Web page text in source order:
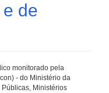
de
monitorado pela
- do Ministério da
Ministérios